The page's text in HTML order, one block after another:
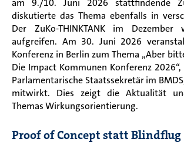
diskutierte das Thema ebenfalls in
Der ZuKo-THINKTANK im
aufgreifen. Am 30. Juni 2026
Konferenz in Berlin zum Thema „Aber
Die Impact Kommunen Konferenz
Parlamentarische Staatssekretär im
mitwirkt. Dies zeigt die Aktualität
Themas Wirkungsorientierung.
Proof of Concept statt Blindflug